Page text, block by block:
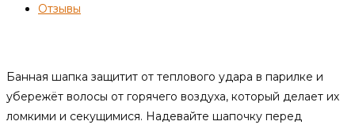
Отзывы
Банная шапка защитит от теплового удара в парилке и
убережёт волосы от горячего воздуха, который делает их
ломкими и секущимися. Надевайте шапочку перед